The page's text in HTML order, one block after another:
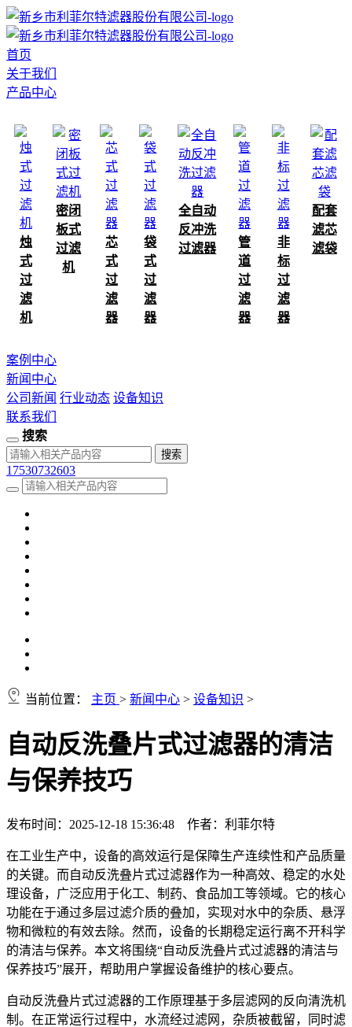
首页
关于我们
产品中心
烛
式
过
滤
机
密闭
板式
过滤
机
芯
式
过
滤
器
袋
式
过
滤
器
全自动
反冲洗
过滤器
管
道
过
滤
器
非
标
过
滤
器
配套
滤芯
滤袋
案例中心
新闻中心
公司新闻 行业动态 设备知识
联系我们
搜索
17530732603
当前位置： 主页 > 新闻中心 > 设备知识 >
自动反洗叠片式过滤器的清洁
与保养技巧
发布时间：2025-12-18 15:36:48 作者：利菲尔特
在工业生产中，设备的高效运行是保障生产连续性和产品质量
的关键。而自动反洗叠片式过滤器作为一种高效、稳定的水处
理设备，广泛应用于化工、制药、食品加工等领域。它的核心
功能在于通过多层过滤介质的叠加，实现对水中的杂质、悬浮
物和微粒的有效去除。然而，设备的长期稳定运行离不开科学
的清洁与保养。本文将围绕“自动反洗叠片式过滤器的清洁与
保养技巧”展开，帮助用户掌握设备维护的核心要点。
自动反洗叠片式过滤器的工作原理基于多层滤网的反向清洗机
制。在正常运行过程中，水流经过滤网，杂质被截留，同时滤